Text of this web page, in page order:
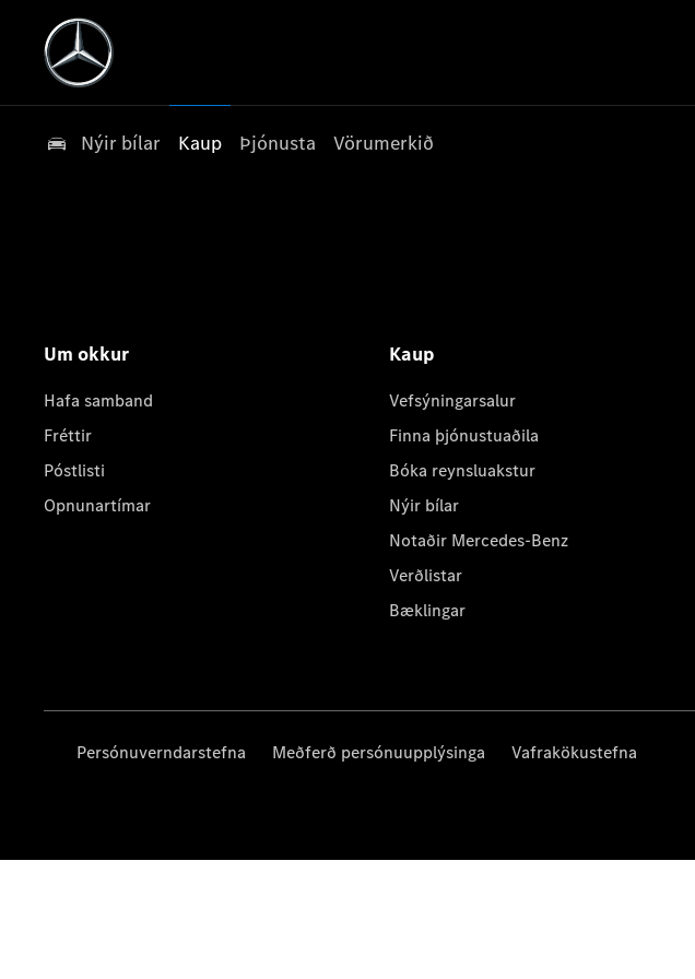
Nýir bílar Kaup Þjónusta Vörumerkið
Um okkur
Hafa samband
Fréttir
Póstlisti
Opnunartímar
Kaup
Vefsýningarsalur
Finna þjónustuaðila
Bóka reynsluakstur
Nýir bílar
Notaðir Mercedes-Benz
Verðlistar
Bæklingar
Persónuverndarstefna Meðferð persónuupplýsinga Vafrakökustefna